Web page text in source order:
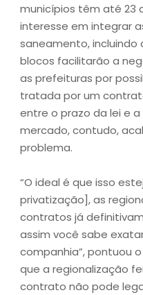
municípios têm até 23
interesse em integrar
saneamento, incluindo
blocos facilitarão a
as prefeituras por
tratada por um
entre o prazo da lei e
mercado, contudo,
problema.
“O ideal é que isso
privatização], as
contratos já
assim você sabe
companhia”, pontuou
que a regionalização
contrato não pode